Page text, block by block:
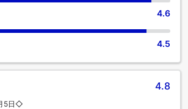
4.6
4.5
4.8
5日◇